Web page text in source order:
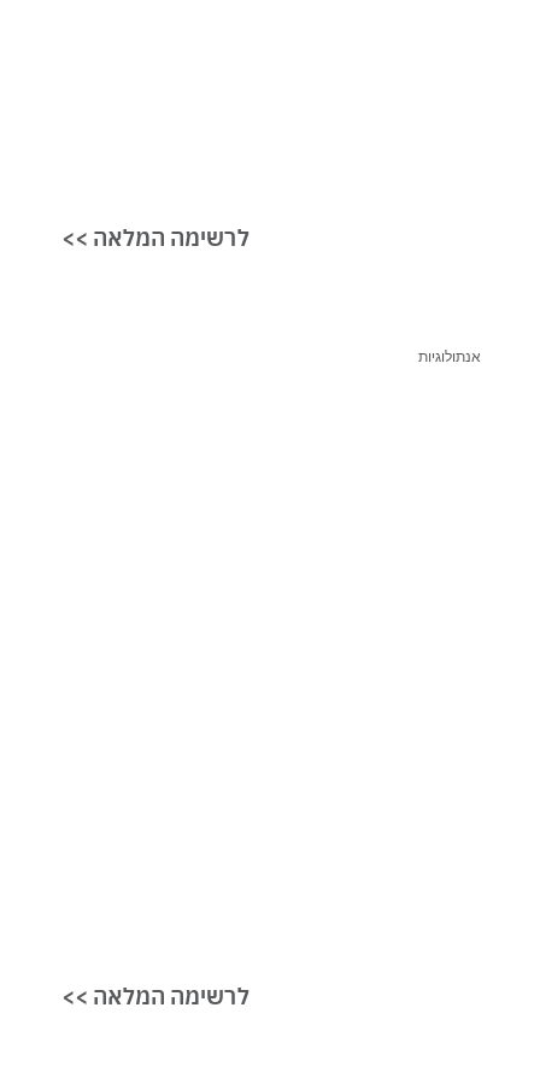
<< לרשימה המלאה
אנתולוגיות
<< לרשימה המלאה